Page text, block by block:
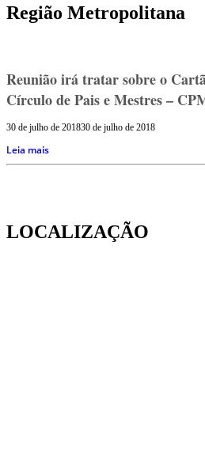
Região Metropolitana
Reunião irá tratar sobre o
Círculo de Pais e Mestres –
30 de julho de 201830 de julho de 2018
Leia mais
LOCALIZAÇÃO